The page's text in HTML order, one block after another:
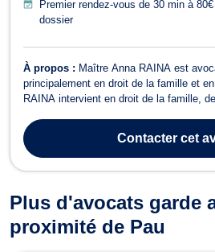
Premier rendez-vous de 30 min à
dossier
À propos : Maître Anna RAINA est
principalement en droit de la famille et
RAINA intervient en droit de la famille,
de divorce (contentieux ou à l'amiable),
droits des gr...
Contactercet
Plus d'avocats garde
proximité de Pau